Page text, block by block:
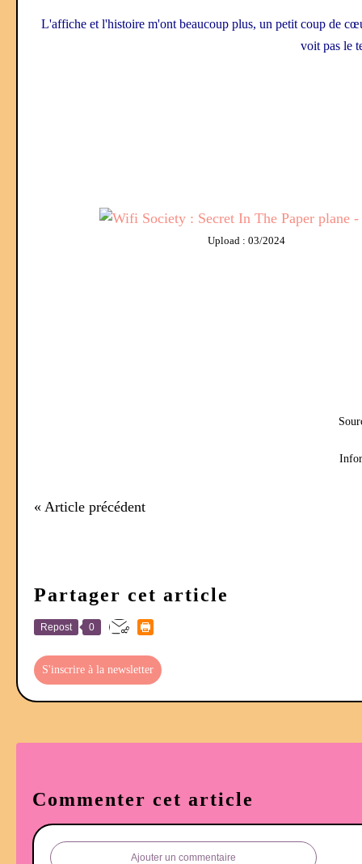
L'affiche et l'histoire m'ont beaucoup plus, un petit coup de
voit pas le
Upload : 03/2024
« Article précédent
Partager cet article
Repost 0
S'inscrire à la newsletter
Commenter cet article
Ajouter un commentaire